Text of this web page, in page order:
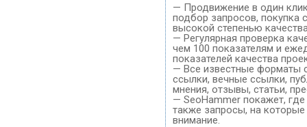
— Продвижение в один
подбор запросов, покупка
высокой степенью
— Регулярная проверка
чем 100 показателям и
показателей качества
— Все известные форматы
ссылки, вечные ссылки,
мнения, отзывы, статьи,
— SeoHammer покажет,
также запросы, на
внимание.